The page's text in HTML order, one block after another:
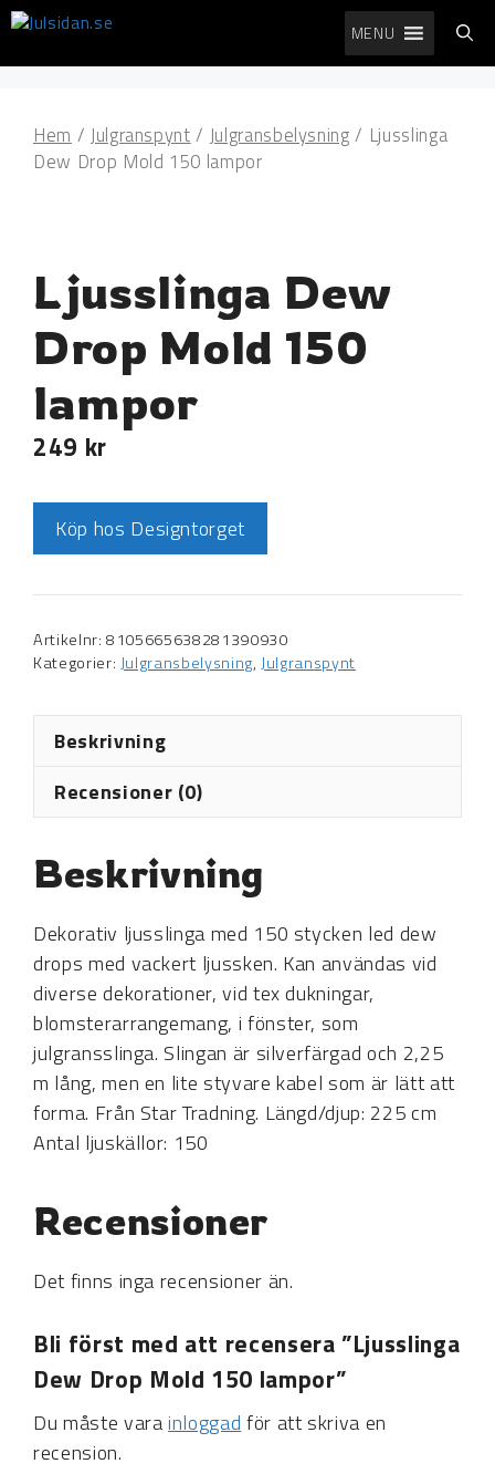
Hoppa
innehåll
MENU
Hem / Julgranspynt / Julgransbelysning / Ljusslinga
Dew Drop Mold 150 lampor
Ljusslinga Dew
Drop Mold 150
lampor
249 kr
Köp hos Designtorget
Artikelnr:8105665638281390930
Kategorier: Julgransbelysning,Julgranspynt
Beskrivning
Recensioner (0)
Beskrivning
Dekorativ ljusslinga med 150 stycken led dew
drops med vackert ljussken. Kan användas vid
diverse dekorationer, vid tex dukningar,
blomsterarrangemang, i fönster, som
julgransslinga. Slingan är silverfärgad och 2,25
m lång, men en lite styvare kabel som är lätt att
forma. Från Star Tradning. Längd/djup: 225 cm
Antal ljuskällor: 150
Recensioner
Det finns inga recensioner än.
Bli först med att recensera ”Ljusslinga
Dew Drop Mold 150 lampor”
Du måste varainloggadför att skriva en
recension.